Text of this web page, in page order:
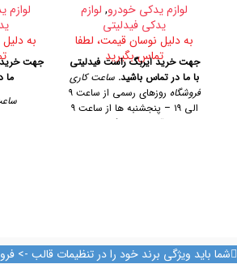
لوازم یدکی خودرو, لوازم
یدکی فیدلیتی
به دلیل نوسان قیمت، لطفا
تماس بگیرید
جهت خرید ایربگ راست فیدلیتی
با ما در تماس باشید. ساعت کاری
فروشگاه
روزهای رسمی از ساعت ۹
الی ۱۹ – پنجشنبه ها از ساعت ۹
آدرس فروشگاه
لوازم
به
جهت خرید
ما
شما باید ویژگی برند خود را در تنظیمات قالب ->